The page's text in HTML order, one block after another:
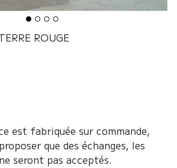
ROUGE
est fabriquée sur commande,
que des échanges, les
seront pas acceptés.